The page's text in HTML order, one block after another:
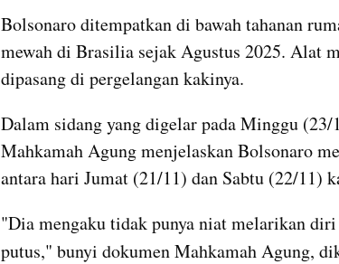
Bolsonaro ditempatkan di bawah tahanan
mewah di Brasilia sejak Agustus 2025. Alat
dipasang di pergelangan kakinya.
Dalam sidang yang digelar pada Minggu
Mahkamah Agung menjelaskan Bolsonaro
antara hari Jumat (21/11) dan Sabtu (22/11)
"Dia mengaku tidak punya niat melarikan
putus," bunyi dokumen Mahkamah Agung,